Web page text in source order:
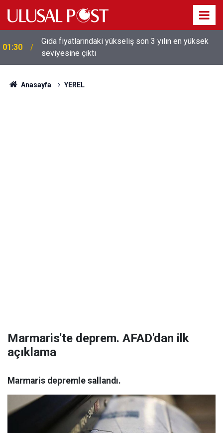
01:26
Galatasaray'dan sekiz kişi hakkında savcılığa suç
duyurusu
Anasayfa YEREL
Marmaris'te deprem. AFAD'dan ilk
açıklama
Marmaris depremle sallandı.